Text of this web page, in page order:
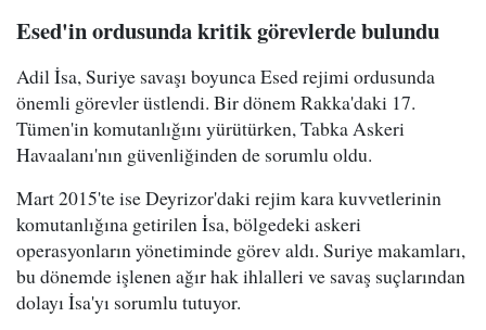
Esed'in ordusunda kritik görevlerde bulundu
Adil İsa, Suriye savaşı boyunca Esed rejimi ordusunda
önemli görevler üstlendi. Bir dönem Rakka'daki 17.
Tümen'in komutanlığını yürütürken, Tabka Askeri
Havaalanı'nın güvenliğinden de sorumlu oldu.
Mart 2015'te ise Deyrizor'daki rejim kara kuvvetlerinin
komutanlığına getirilen İsa, bölgedeki askeri
operasyonların yönetiminde görev aldı. Suriye makamları,
bu dönemde işlenen ağır hak ihlalleri ve savaş suçlarından
dolayı İsa'yı sorumlu tutuyor.